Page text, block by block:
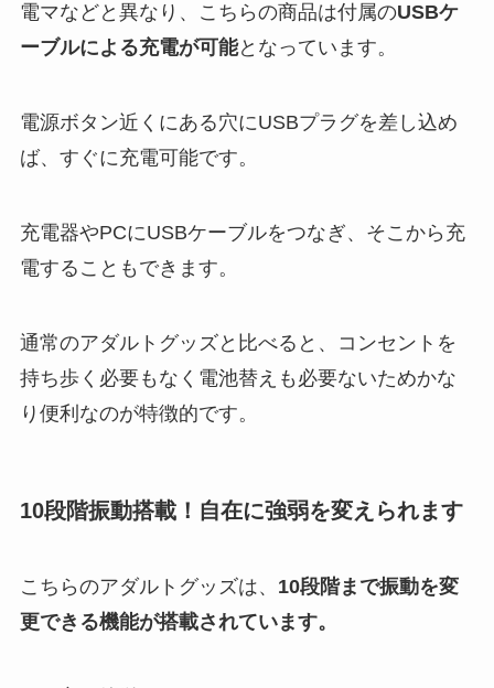
電マなどと異なり、こちらの商品は付属のUSBケ
ーブルによる充電が可能となっています。
電源ボタン近くにある穴にUSBプラグを差し込め
ば、すぐに充電可能です。
充電器やPCにUSBケーブルをつなぎ、そこから充
電することもできます。
通常のアダルトグッズと比べると、コンセントを
持ち歩く必要もなく電池替えも必要ないためかな
り便利なのが特徴的です。
10段階振動搭載！自在に強弱を変えられます
こちらのアダルトグッズは、 10段階まで振動を変
更できる機能が搭載されています。